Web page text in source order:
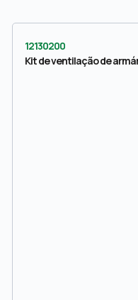
12130200
Kit de ventilação de